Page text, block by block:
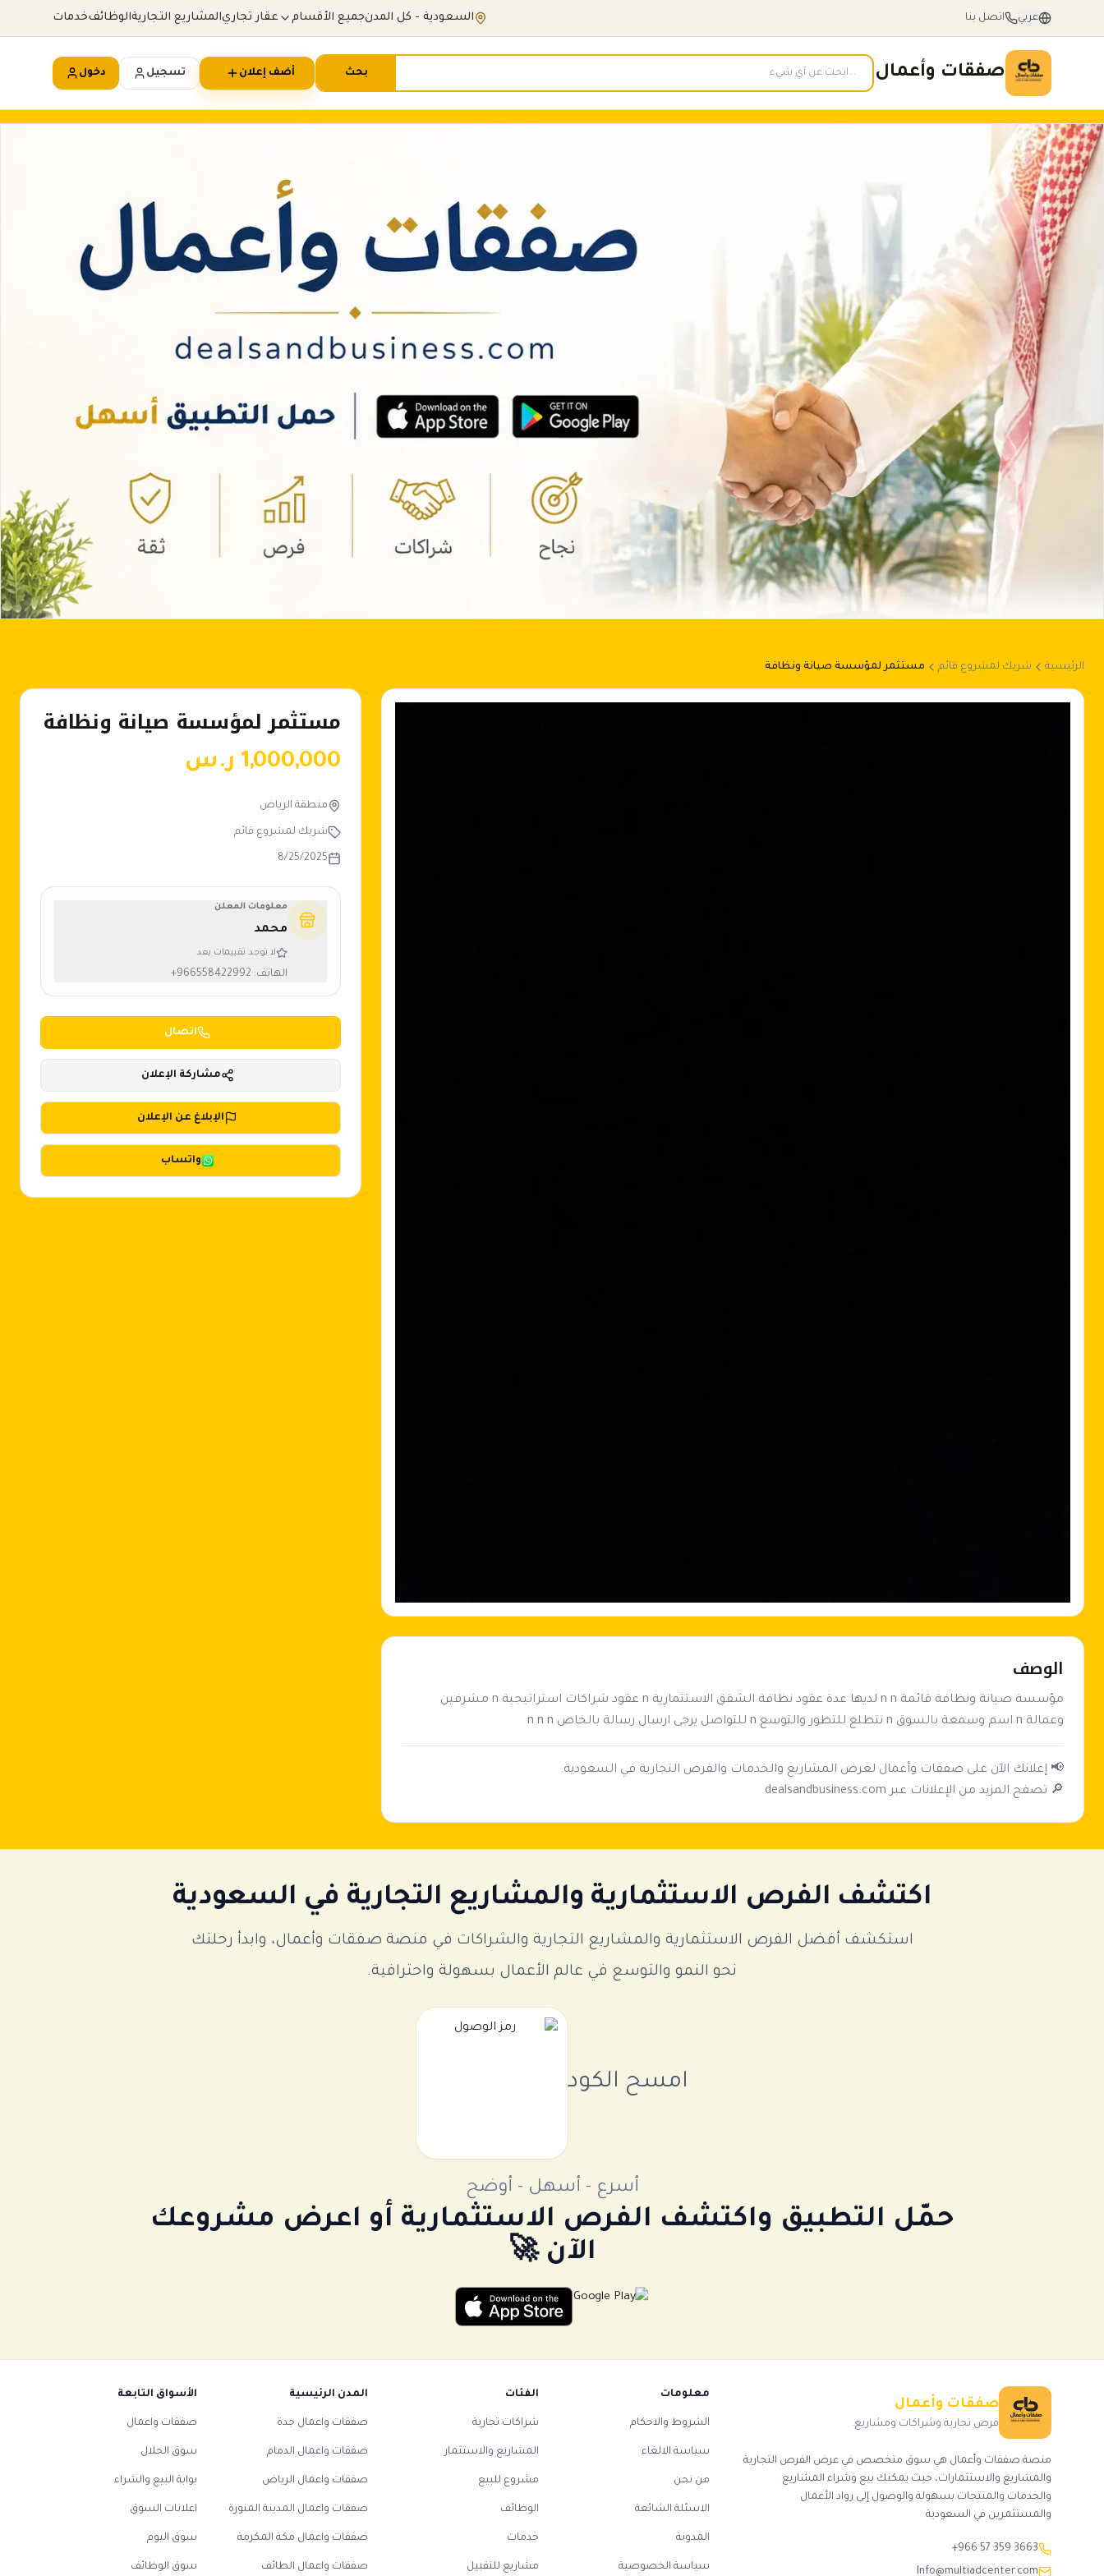
عربي اتصل بنا السعودية - كل المدنجميع الأقسام عقار تجاريالمشاريع التجاريةالوظائفخدمات
دخول تسجيل أضف إعلان بحث صفقات وأعمال
الرئيسية شريك لمشروع قائم مستثمر لمؤسسة صيانة ونظافة
الوصف
وعمالة n اسم وسمعة بالسوق n نتطلع للتطور والتوسع n للتواصل يرجى ارسال رسالة بالخاص n n n
🔎 تصفح المزيد من الإعلانات عبر dealsandbusiness.com
مستثمر لمؤسسة صيانة ونظافة
1,000,000 ر.س
منطقة الرياض
شريك لمشروع قائم
8/25/2025
معلومات المعلن
محمد
لا توجد تقييمات بعد
الهاتف: +966558422992
اتصال
مشاركة الإعلان
الإبلاغ عن الإعلان
واتساب
اكتشف الفرص الاستثمارية والمشاريع التجارية في السعودية
استكشف أفضل الفرص الاستثمارية والمشاريع التجارية والشراكات في منصة صفقات وأعمال، وابدأ رحلتك
نحو النمو والتوسع في عالم الأعمال بسهولة واحترافية.
امسح الكود
أسرع - أسهل - أوضح
حمّل التطبيق واكتشف الفرص الاستثمارية أو اعرض مشروعك
الآن 🚀
صفقات وأعمال
فرص تجارية وشراكات ومشاريع.
منصة صفقات وأعمال هي سوق متخصص في عرض الفرص التجارية
والمشاريع والاستثمارات، حيث يمكنك بيع وشراء المشاريع
والخدمات والمنتجات بسهولة والوصول إلى رواد الأعمال
والمستثمرين في السعودية
+966 57 359 3663
Info@multiadcenter.com
معلومات
الشروط والاحكام
سياسة الالغاء
من نحن
الاسئلة الشائعة
المدونة
سياسة الخصوصية
الفئات
شراكات تجارية
المشاريع والاستثمار
مشروع للبيع
الوظائف
خدمات
مشاريع للتقبيل
المدن الرئيسية
صفقات واعمال جدة
صفقات واعمال الدمام
صفقات واعمال الرياض
صفقات واعمال المدينة المنورة
صفقات واعمال مكة المكرمة
صفقات واعمال الطائف
الأسواق التابعة
صفقات واعمال
سوق الحلال
بوابة البيع والشراء
اعلانات السوق
سوق اليوم
سوق الوظائف